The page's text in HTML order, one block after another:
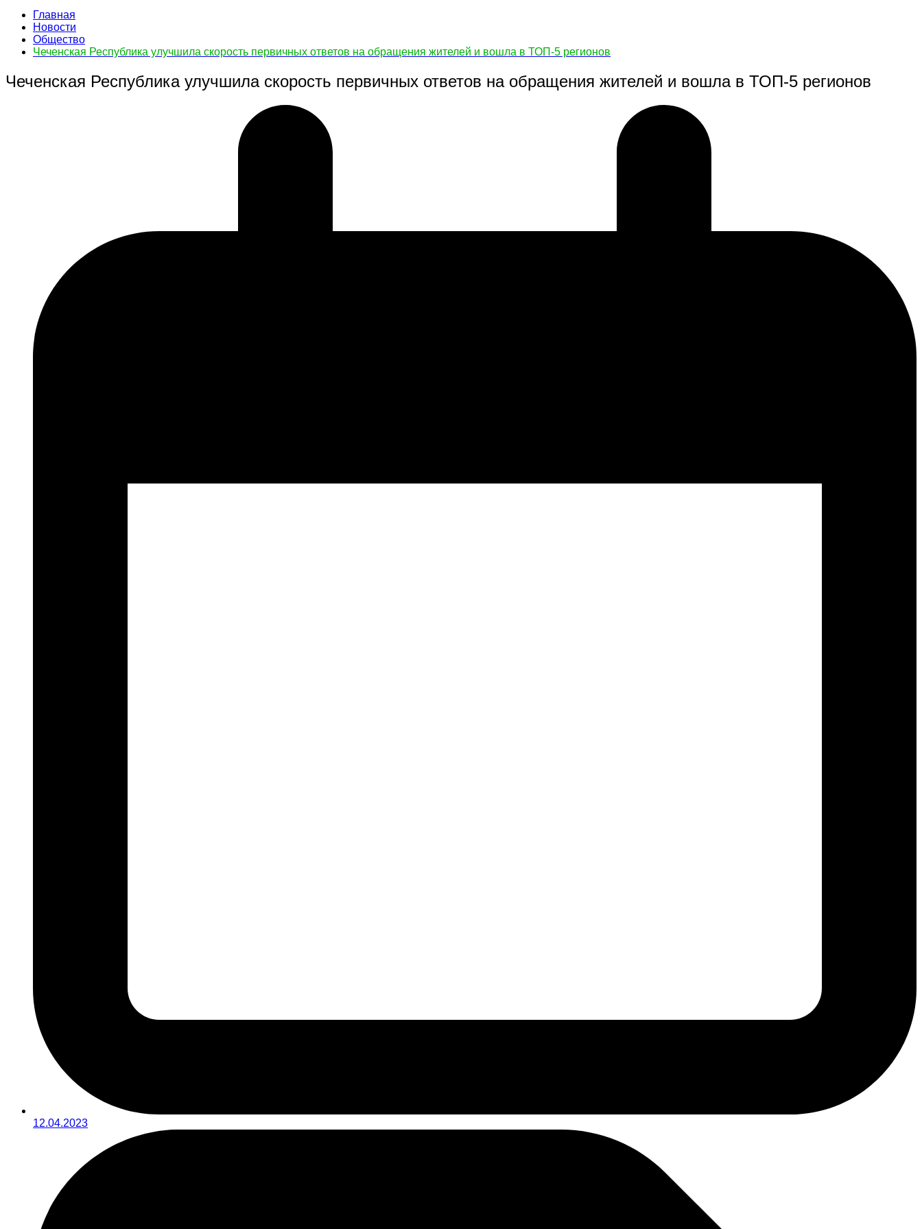
Главная
Новости
Общество
Чеченская Республика улучшила скорость первичных ответов на обращения жителей и вошла в ТОП-5 регионов
Чеченская Республика улучшила скорость первичных ответов на обращения жителей и вошла в ТОП-5 регионов
12.04.2023